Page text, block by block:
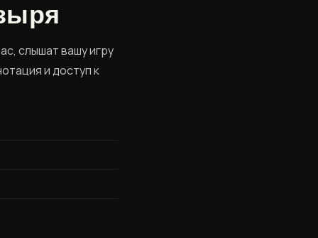
слышат вашу игру
и доступ к